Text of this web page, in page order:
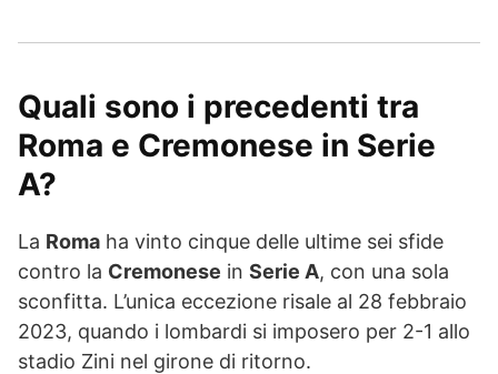
Quali sono i precedenti tra
Roma e Cremonese in Serie
A?
La Roma ha vinto cinque delle ultime sei sfide
contro la Cremonese in Serie A, con una sola
sconfitta. L’unica eccezione risale al 28 febbraio
2023, quando i lombardi si imposero per 2-1 allo
stadio Zini nel girone di ritorno.